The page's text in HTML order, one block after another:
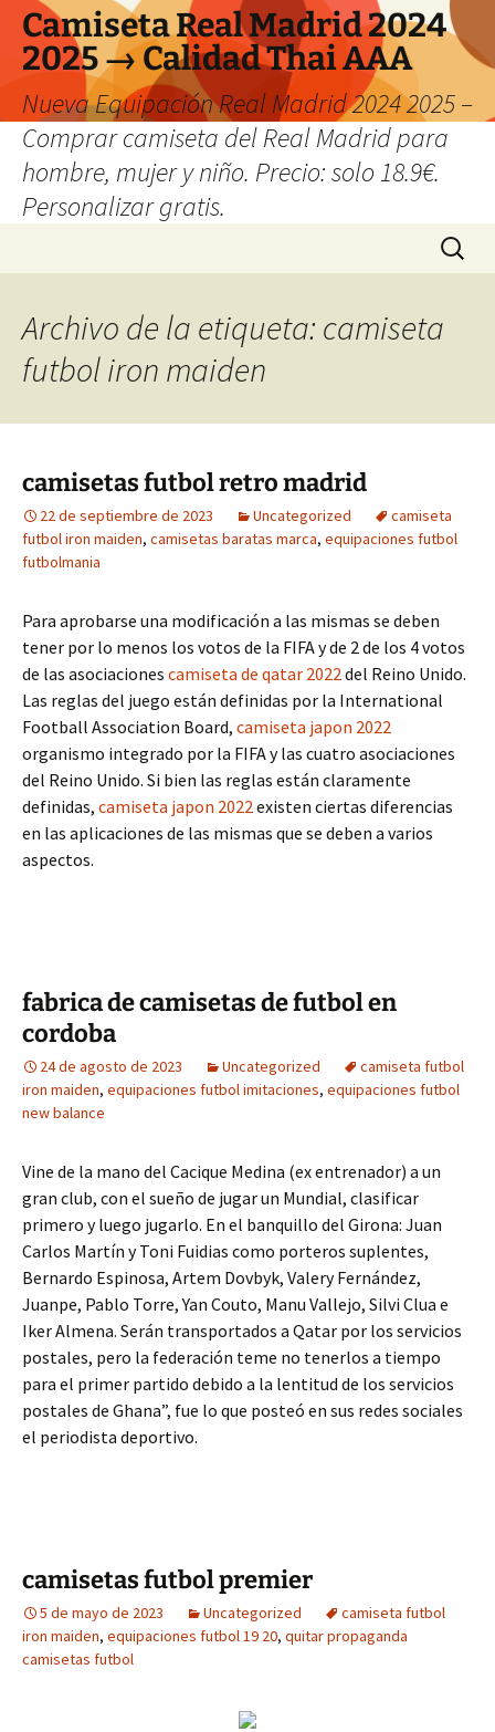
Camiseta Real Madrid 2024
2025 → Calidad Thai AAA
Nueva Equipación Real Madrid 2024 2025 –
Comprar camiseta del Real Madrid para
hombre, mujer y niño. Precio: solo 18.9€.
Personalizar gratis.
Buscar:
Archivo de la etiqueta: camiseta
futbol iron maiden
camisetas futbol retro madrid
22 de septiembre de 2023 Uncategorized
camiseta
futbol iron maiden, camisetas baratas marca, equipaciones futbol
futbolmania
Para aprobarse una modificación a las mismas se deben
tener por lo menos los votos de la FIFA y de 2 de los 4 votos
de las asociaciones camiseta de qatar 2022del Reino Unido.
Las reglas del juego están definidas por la International
Football Association Board, camiseta japon 2022
organismo integrado por la FIFA y las cuatro asociaciones
del Reino Unido. Si bien las reglas están claramente
definidas, camiseta japon 2022existen ciertas diferencias
en las aplicaciones de las mismas que se deben a varios
aspectos.
fabrica de camisetas de futbol en
cordoba
24 de agosto de 2023 Uncategorized
camiseta futbol
iron maiden, equipaciones futbol imitaciones, equipaciones futbol
new balance
Vine de la mano del Cacique Medina (ex entrenador) a un
gran club, con el sueño de jugar un Mundial, clasificar
primero y luego jugarlo. En el banquillo del Girona: Juan
Carlos Martín y Toni Fuidias como porteros suplentes,
Bernardo Espinosa, Artem Dovbyk, Valery Fernández,
Juanpe, Pablo Torre, Yan Couto, Manu Vallejo, Silvi Clua e
Iker Almena. Serán transportados a Qatar por los servicios
postales, pero la federación teme no tenerlos a tiempo
para el primer partido debido a la lentitud de los servicios
postales de Ghana”, fue lo que posteó en sus redes sociales
el periodista deportivo.
camisetas futbol premier
5 de mayo de 2023 Uncategorized
camiseta futbol
iron maiden, equipaciones futbol 19 20, quitar propaganda
camisetas futbol